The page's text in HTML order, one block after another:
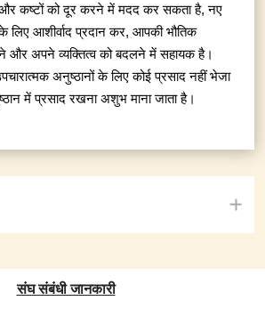
कष्टों को दूर करने में मदद कर सकता है, नए
लिए आशीर्वाद प्रदान कर, आपकी भौतिक
और अपने व्यक्तित्व को बदलने में सहायक है।
अनुष्ठानों के लिए कोई प्रसाद नहीं भेजा
में प्रसाद रखना अशुभ माना जाता है।
संघ संबंधी जानकारी